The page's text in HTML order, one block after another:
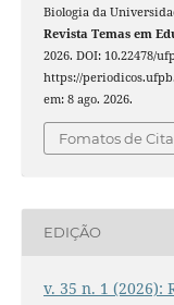
Biologia da
Revista Temas em
2026. DOI: 10.22478/
https://
em: 8 ago. 2026.
Fomatos de
EDIÇÃO
v. 35 n. 1 (2026):